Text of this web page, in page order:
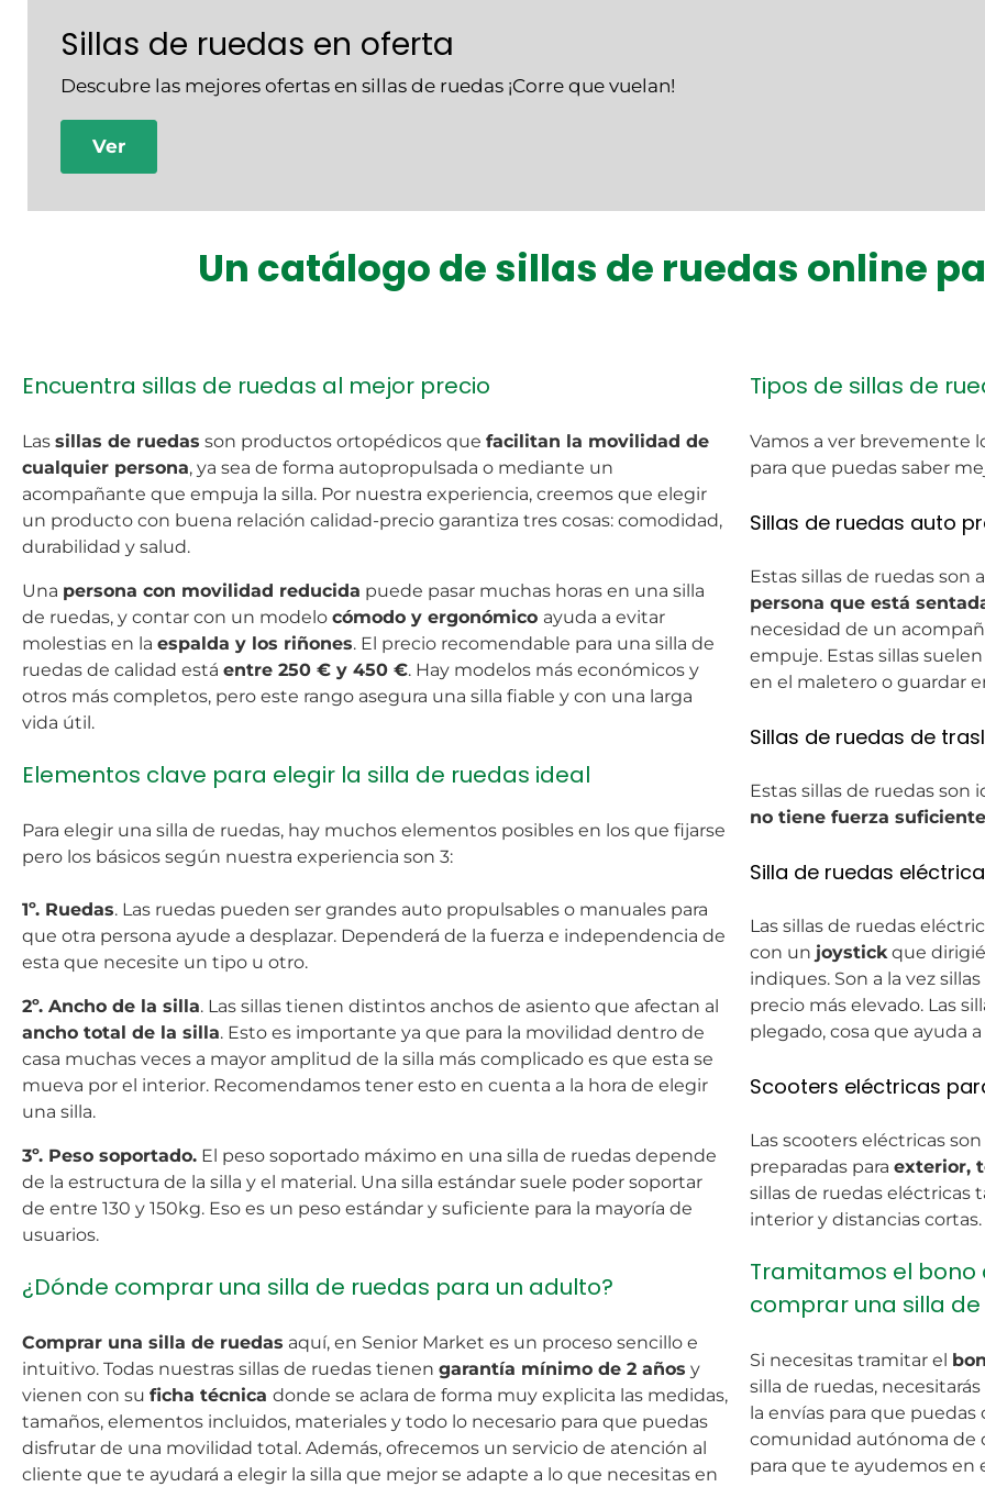
Sillas de ruedas en oferta
Descubre las mejores ofertas en sillas de ruedas ¡Corre que vuelan!
Ver
Un catálogo de sillas de ruedas online
Encuentra sillas de ruedas al mejor precio
Las sillas de ruedas son productos ortopédicos que facilitan la movilidad de
cualquier persona, ya sea de forma autopropulsada o mediante un
acompañante que empuja la silla. Por nuestra experiencia, creemos que elegir
un producto con buena relación calidad-precio garantiza tres cosas: comodidad,
durabilidad y salud.
Una persona con movilidad reducida puede pasar muchas horas en una silla
de ruedas, y contar con un modelo cómodo y ergonómico ayuda a evitar
molestias en la espalda y los riñones. El precio recomendable para una silla de
ruedas de calidad está entre 250 € y 450 €. Hay modelos más económicos y
otros más completos, pero este rango asegura una silla fiable y con una larga
vida útil.
Elementos clave para elegir la silla de ruedas ideal
Para elegir una silla de ruedas, hay muchos elementos posibles en los que fijarse
pero los básicos según nuestra experiencia son 3:
1º. Ruedas. Las ruedas pueden ser grandes auto propulsables o manuales para
que otra persona ayude a desplazar. Dependerá de la fuerza e independencia de
esta que necesite un tipo u otro.
2º. Ancho de la silla. Las sillas tienen distintos anchos de asiento que afectan al
ancho total de la silla. Esto es importante ya que para la movilidad dentro de
casa muchas veces a mayor amplitud de la silla más complicado es que esta se
mueva por el interior. Recomendamos tener esto en cuenta a la hora de elegir
una silla.
3º. Peso soportado. El peso soportado máximo en una silla de ruedas depende
de la estructura de la silla y el material. Una silla estándar suele poder soportar
de entre 130 y 150kg. Eso es un peso estándar y suficiente para la mayoría de
usuarios.
¿Dónde comprar una silla de ruedas para un adulto?
Comprar una silla de ruedas aquí, en Senior Market es un proceso sencillo e
intuitivo. Todas nuestras sillas de ruedas tienen garantía mínimo de 2 años y
vienen con su ficha técnica donde se aclara de forma muy explicita las medidas,
tamaños, elementos incluidos, materiales y todo lo necesario para que puedas
disfrutar de una movilidad total. Además, ofrecemos un servicio de atención al
cliente que te ayudará a elegir la silla que mejor se adapte a lo que necesitas en
Tipos de sillas de
Vamos a ver brevemente
para que puedas saber
Sillas de ruedas auto
Estas sillas de ruedas
persona que está
necesidad de un
empuje. Estas sillas
en el maletero o guardar
Sillas de ruedas de
Estas sillas de ruedas son
no tiene fuerza suficiente
Silla de ruedas eléctrica
Las sillas de ruedas
con un joystickque
indiques. Son a la vez
precio más elevado. Las
plegado, cosa que ayuda
Scooters eléctricas
Las scooters eléctricas
preparadas para exterior,
sillas de ruedas eléctricas
interior y distancias cortas.
Tramitamos el bono
comprar una silla
Si necesitas tramitar el
silla de ruedas,
la envías para que
comunidad autónoma de
para que te ayudemos en